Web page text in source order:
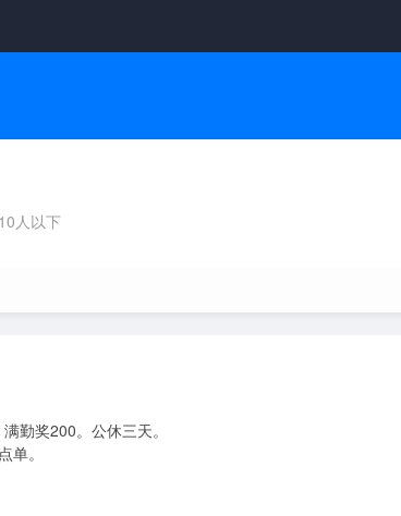
10人以下
勤奖200。公休三天。
。